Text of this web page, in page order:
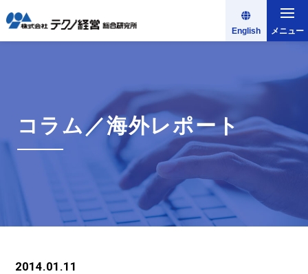
English メニュー
コラム／海外レポート
2014.01.11